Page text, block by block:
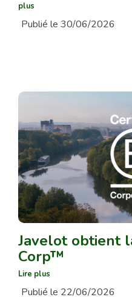
plus
Publié le 30/06/2026
Javelot obtient
Corp™
Lire plus
Publié le 22/06/2026